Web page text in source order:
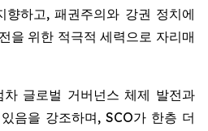
하고, 패권주의와 강권 정치에
을 위한 적극적 세력으로 자리매
글로벌 거버넌스 체제 발전과
음을 강조하며, SCO가 한층 더